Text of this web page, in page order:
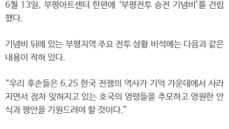
6월 13일, 부평아트센터 한편에 ‘부평전투 승전 기념비’를 건립
했다.
기념비 뒤에 있는 부평지역 주요 전투 상황 비석에는 다음과 같은
내용이 적혀 있다.
“우리 후손들은 6.25 한국 전쟁의 역사가 기억 가운데에서 사라
지면서 점차 잊혀지고 있는 호국의 영령들을 추모하고 영원한 안
식과 평안을 기원드려야 할 것이다.”